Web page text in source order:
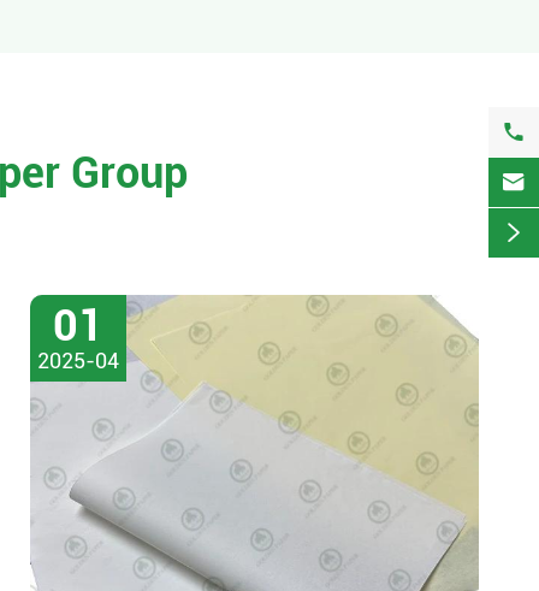
Group
01
2025-04


